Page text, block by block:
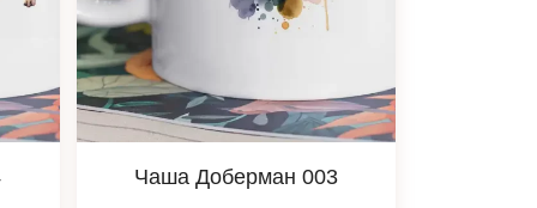
Чаша Доберман 003